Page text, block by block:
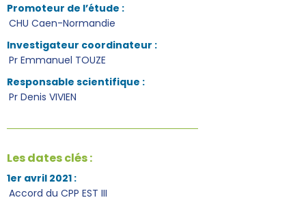
Promoteur de l’étude :
CHU Caen-Normandie
Investigateur coordinateur :
Pr Emmanuel TOUZE
Responsable scientifique :
Pr Denis VIVIEN
Les dates clés :
1er avril 2021 :
Accord du CPP EST III